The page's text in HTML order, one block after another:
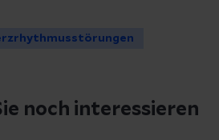
noch interessieren